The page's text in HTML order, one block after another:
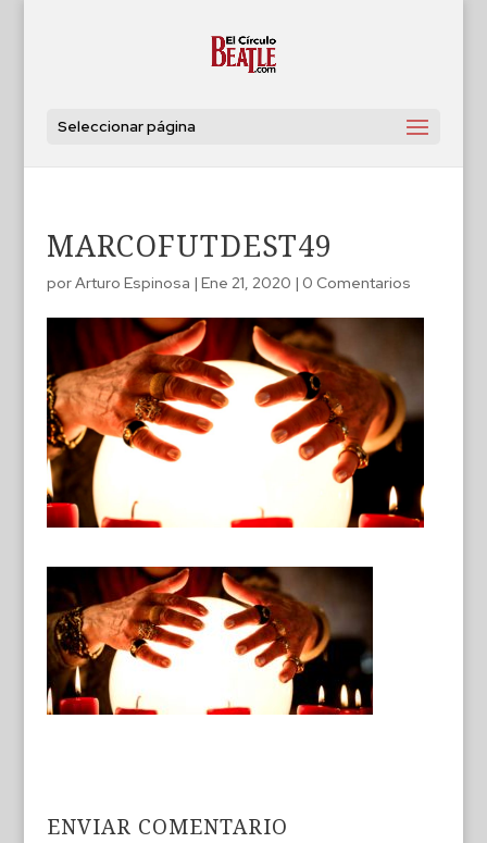
Seleccionar página
MARCOFUTDEST49
porArturo Espinosa | Ene 21, 2020 | 0 Comentarios
ENVIAR COMENTARIO